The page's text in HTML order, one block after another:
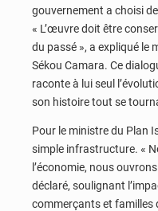
gouvernement a choisi
« L’œuvre doit être
du passé », a expliqué le
Sékou Camara. Ce
raconte à lui seul
son histoire tout se
Pour le ministre du Plan
simple infrastructure. «
l’économie, nous
déclaré, soulignant
commerçants et familles